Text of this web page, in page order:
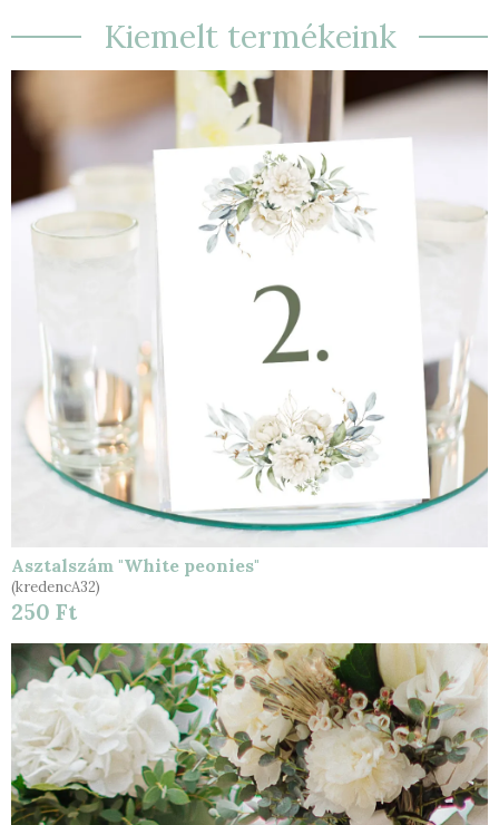
Kiemelt termékeink
Asztalszám "White peonies"
(kredencA32)
250 Ft